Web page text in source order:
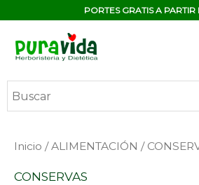
contenido
PORTES GRATIS A
Inicio /ALIMENTACIÓN /
CONSERVAS
por